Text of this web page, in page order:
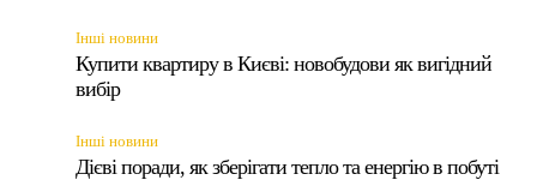
Інші новини
Купити квартиру в Києві: новобудови як вигідний
вибір
Інші новини
Дієві поради, як зберігати тепло та енергію в побуті